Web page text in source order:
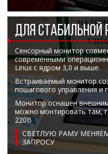
ДЛЯ СТАБИЛЬНОЙ
Сенсорный монитор
современными
Linux с ядром 3,0 и выше.
Встраиваемый монитор
пошагового управления и
Монитор оснашен
можно монтировать там,
220В
СВЕТЛУЮ РАМУ
ЗАПРОСУ